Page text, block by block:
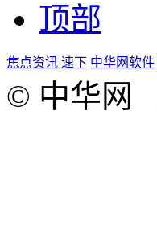
顶部
焦点资讯 速下 中华网软件
© 中华网